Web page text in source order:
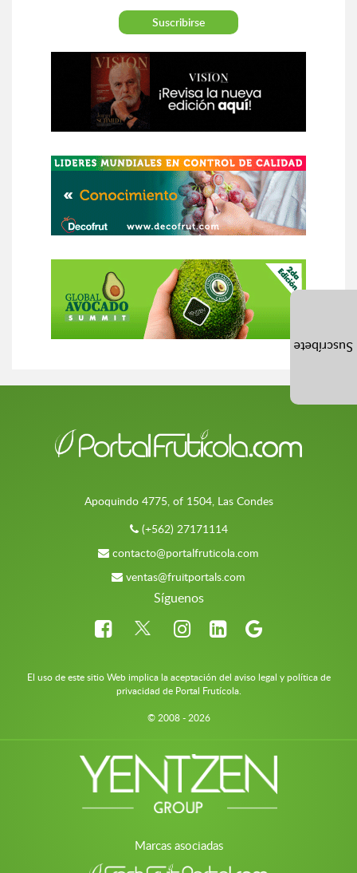
Apoquindo 4775, of 1504, Las Condes
(+562) 27171114
contacto@portalfruticola.com
ventas@fruitportals.com
Síguenos
El uso de este sitio Web implica la aceptación del aviso legal y política de
privacidad de Portal Frutícola.
© 2008 - 2026
Marcas asociadas
Suscríbete